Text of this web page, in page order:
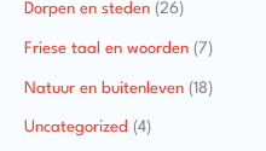
Dorpen en steden (26)
Friese taal en woorden (7)
Natuur en buitenleven (18)
Uncategorized (4)